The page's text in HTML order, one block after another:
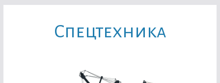
содержимомуCпецтехника